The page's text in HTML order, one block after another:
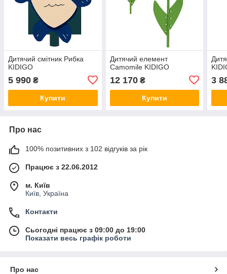
Дитячий смітник Рибка
KIDIGO
5 990 ₴
Купити
Дитячий елемент
Camomile KIDIGO
12 170₴
Купити
3
Про нас
100% позитивних з 102 відгуків за рік
Працює з 22.06.2012
м. Київ
Київ, Україна
Контакти
Сьогодні працює з 09:00 до 19:00
Показати весь графік роботи
Про нас